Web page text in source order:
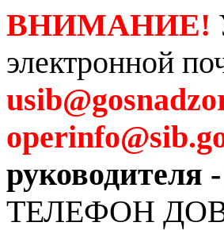
ВНИМАНИЕ!
электронной
руководителя -
ТЕЛЕФОН